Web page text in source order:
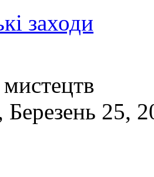
заходи
Березень 25,